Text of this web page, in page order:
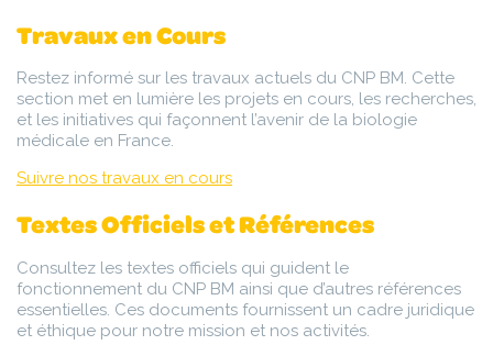
Travaux en Cours
Restez informé sur les travaux actuels du CNP BM. Cette
section met en lumière les projets en cours, les recherches,
et les initiatives qui façonnent l’avenir de la biologie
médicale en France.
Suivre nos travaux en cours
Textes Officiels et Références
Consultez les textes officiels qui guident le
fonctionnement du CNP BM ainsi que d’autres références
essentielles. Ces documents fournissent un cadre juridique
et éthique pour notre mission et nos activités.